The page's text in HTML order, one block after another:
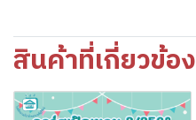
สินค้าที่เกี่ยวข้อง